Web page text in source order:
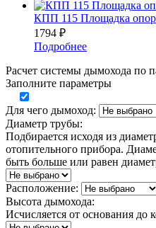
КПП 115 Площадка
1794 ₽
Подробнее
Расчет системы дымохода по
Заполните параметры
Для чего дымоход:
Диаметр трубы:
Подбирается исходя из
отопительного прибора.
быть больше или равен
Расположение:
Высота дымохода:
Исчисляется от основания до